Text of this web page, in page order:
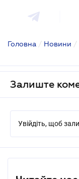
Головна / Новини /
Залиште
Увійдіть, щоб